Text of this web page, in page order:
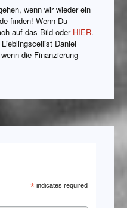
wenn wir wieder ein
finden! Wenn Du
auf das Bild oder HIER.
Daniel
die Finanzierung
* indicates required